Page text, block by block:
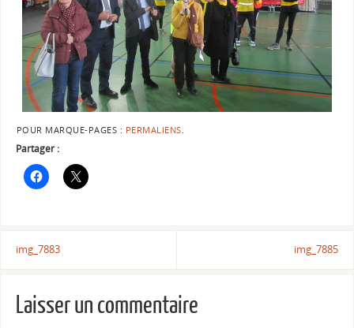
POUR MARQUE-PAGES : PERMALIENS.
Partager :
img_7883 img_7885
Laisser un commentaire